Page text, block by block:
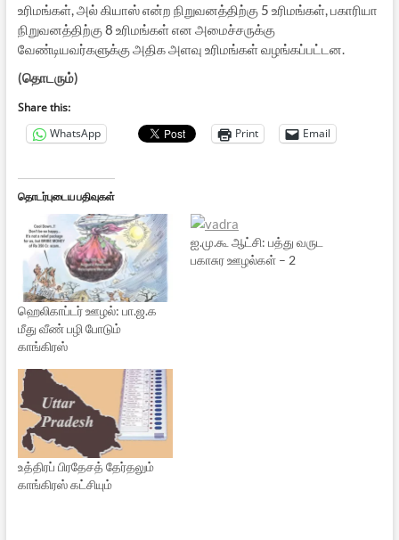
உரிமங்கள், அல் கியாஸ் என்ற நிறுவனத்திற்கு 5 உரிமங்கள், பகாரியா
நிறுவனத்திற்கு 8 உரிமங்கள் என அமைச்சருக்கு
வேண்டியவர்களுக்கு அதிக அளவு உரிமங்கள் வழங்கப்பட்டன.
(தொடரும்)
Share this:
WhatsApp
Print Email
தொடர்புடைய பதிவுகள்
ஹெலிகாப்டர் ஊழல்: பா.ஜ.க
மீது வீண் பழி போடும்
காங்கிரஸ்
ஐ.மு.கூ ஆட்சி: பத்து வருட
பகாசுர ஊழல்கள் – 2
உத்திரப் பிரதேசத் தேர்தலும்
காங்கிரஸ் கட்சியும்